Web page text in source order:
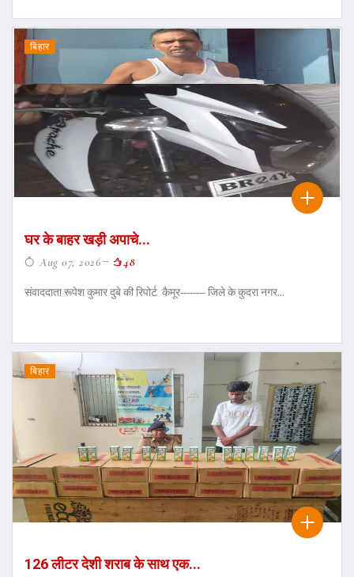
बिहार
घर के बाहर खड़ी अपाचे...
Aug 07, 2026 48
संवाददाता रूपेश कुमार दुबे की रिपोर्ट कैमूर-------- जिले के कुदरा नगर...
बिहार
126 लीटर देशी शराब के साथ एक...